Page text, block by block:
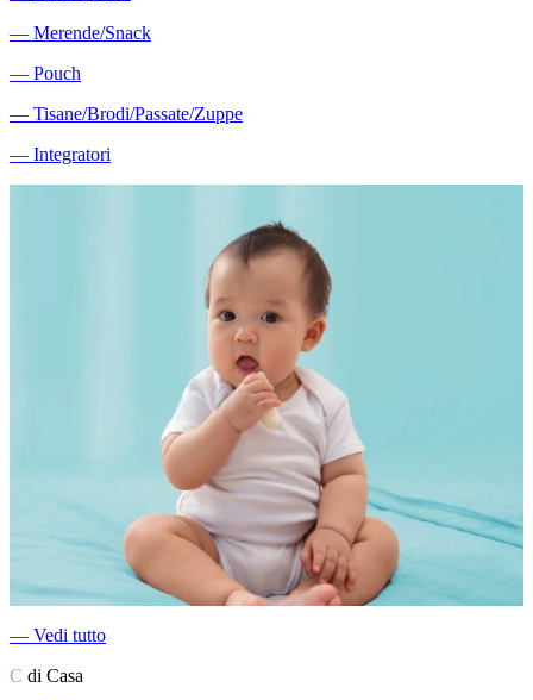
― Merende/Snack
― Pouch
― Tisane/Brodi/Passate/Zuppe
― Integratori
― Vedi tutto
C di Casa